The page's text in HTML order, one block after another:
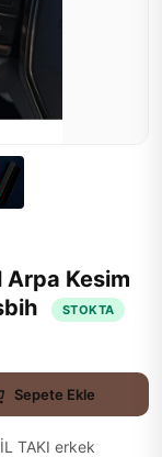
Arpa Kesim
STOKTA
Sepete Ekle
TAKI erkek